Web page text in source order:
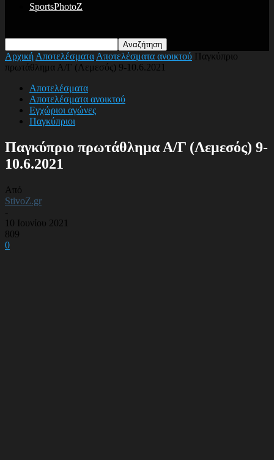
SportsPhotoZ
Αρχική Αποτελέσματα Αποτελέσματα ανοικτού Παγκύπριο
πρωτάθλημα Α/Γ (Λεμεσός) 9-10.6.2021
Αποτελέσματα
Αποτελέσματα ανοικτού
Εγχώριοι αγώνες
Παγκύπριοι
Παγκύπριο πρωτάθλημα Α/Γ (Λεμεσός) 9-
10.6.2021
Από
StivoZ.gr
-
10 Ιουνίου 2021
809
0